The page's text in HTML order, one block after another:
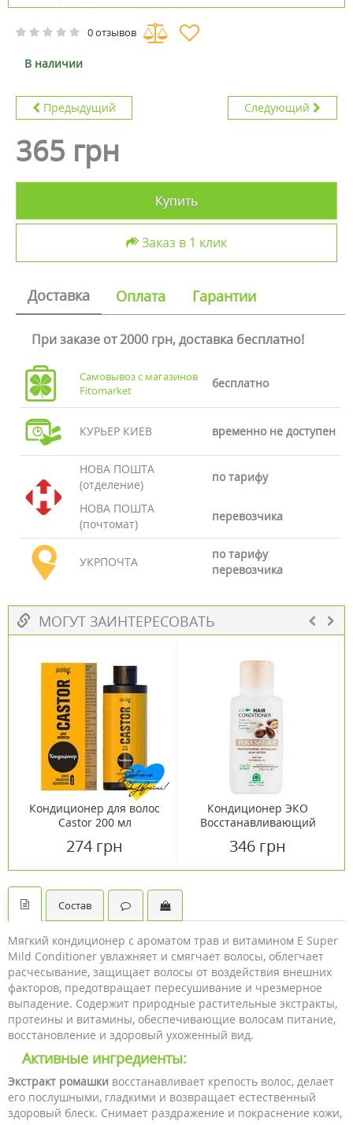
0 отзывов
В наличии
Предыдущий Следующий
365 грн
Купить
Заказ в 1 клик
Доставка Оплата Гарантии
При заказе от 2000 грн, доставка бесплатно!
Самовывоз с магазинов
Fitomarket
бесплатно
КУРЬЕР КИЕВ временно не доступен
НОВА ПОШТА
(отделение)
по тарифу
НОВА ПОШТА
(почтомат)
перевозчика
УКРПОЧТА
по тарифу
перевозчика
МОГУТ ЗАИНТЕРЕСОВАТЬ
Кондиционер для волос
Castor 200 мл
274 грн
Кондиционер ЭКО
Восстанавливающий
346 грн
Состав
Мягкий кондиционер с ароматом трав и витамином Е Super
Mild Conditioner увлажняет и смягчает волосы, облегчает
расчесывание, защищает волосы от воздействия внешних
факторов, предотвращает пересушивание и чрезмерное
выпадение. Содержит природные растительные экстракты,
протеины и витамины, обеспечивающие волосам питание,
восстановление и здоровый ухоженный вид.
Активные ингредиенты:
Экстракт ромашки восстанавливает крепость волос, делает
его послушными, гладкими и возвращает естественный
здоровый блеск. Снимает раздражение и покраснение кожи,